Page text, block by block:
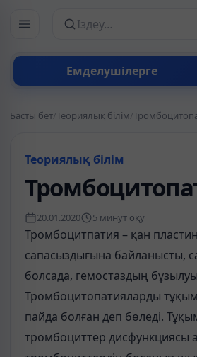
Емделушілерге
Сайттан іздеу
Басты бет/Теориялық білім/
Теориялық білім
20.01.2020 5 минут оқу
Тромбоцитпатия – қан
сапасыздығына байланысты,
болсада, гемостаздың
Тромбоцитопатияларды
пайда болған деп бөледі.
тромбоциттер дисфункциясы